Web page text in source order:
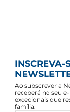
INSCREVA-
Ao subscrever a
receberá no seu
excecionais que
família.